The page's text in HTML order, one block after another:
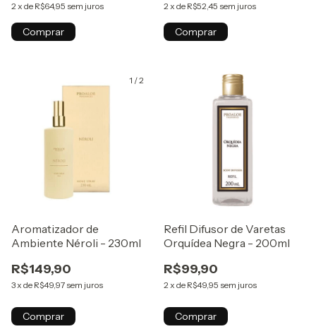
2 x de R$64,95 sem juros
Comprar
2 x de R$52,45 sem juros
Comprar
1 /2
Aromatizador de
Ambiente Néroli - 230ml
R$149,90
3x de R$49,97 sem juros
Comprar
Refil Difusor de Varetas
Orquídea Negra - 200ml
R$99,90
2 x de R$49,95 sem juros
Comprar